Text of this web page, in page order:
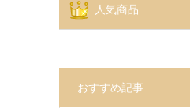
人気商品
おすすめ記事